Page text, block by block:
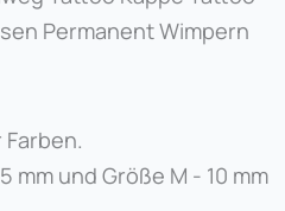
Permanent Wimpern
mm und Größe M - 10 mm